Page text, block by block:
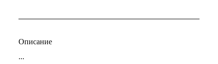
Описание
...